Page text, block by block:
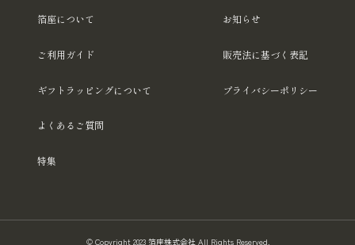
箔座について
ご利用ガイド
ギフトラッピングについて
よくあるご質問
特集
お知らせ
販売法に基づく表記
プライバシーポリシー
© Copyright 2023 箔座株式会社 All Rights Reserved.